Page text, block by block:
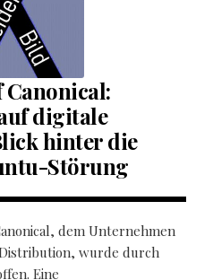
digitale
hinter die
Störung
dem Unternehmen
wurde durch
Eine